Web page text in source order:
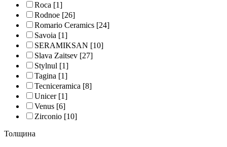
Roca [1]
Rodnoe [26]
Romario Ceramics [24]
Savoia [1]
SERAMIKSAN [10]
Slava Zaitsev [27]
Stylnul [1]
Tagina [1]
Tecniceramica [8]
Unicer[1]
Venus [6]
Zirconio [10]
Толщина